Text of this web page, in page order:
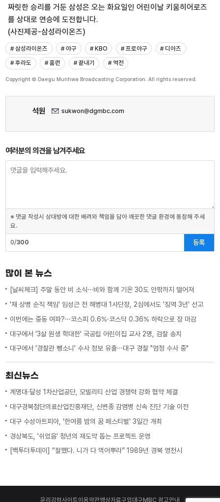
짜릿한 승리를 거둔 삼성은 오는 화요일인 어린이날 키움히어로즈
를 상대로 연승에 도전합니다.
(사진제공-삼성라이온즈)
# 삼성라이온즈 # 야구 # KBO # 프로야구
# 디아즈
# 후라도
# 홈런 # 끝내기 # 역전
Copyright © Daegu Munhwa Broadcasting Corporation. All rights reserved.
석원 sukwon@dgmbc.com
여러분의 의견을 남겨주세요
※ 댓글 작성시 상대방에 대한 배려와 책임을 담아 깨끗한 댓글 환경에 동참해 주세
요.
0/300 등록
많이 본 뉴스
[날씨체크] 주말 동안 비 소식···비와 함께 기온 30도 안팎까지 떨어져
'채 상병 순직 책임' 임성근 전 해병대 1사단장, 2심에서도 '징역 3년' 선고
이번에는 중동 여파?···코스피 0.6%·코스닥 0.36% 하락으로 장 마감
대구에서 '3살 원생 학대한' 국공립 어린이집 교사 2명, 검찰 송치
대구에서 '경찰관 뺑소니' 수사 정보 유출···대구 경찰 "엄정 수사 중"
최신뉴스
계명대·달성 1차산업공단, 모빌리티 산업 경쟁력 강화 협약 체결
대구경북첨단의료산업진흥재단, 신변종 감염병 신속 진단 기술 이전
대구 수성아트피아, '한여름 밤의 꿈 페스티벌' 3일간 개최
경상북도, '쉬었음' 청년의 재도약 돕는 프로젝트 운영
[백투더투데이] “잘했다. 니가 다 먹어뿌라” 1989년 경북 영천시
윤리강령사이트이용약관영상자료구입 대구MBC 광고안내